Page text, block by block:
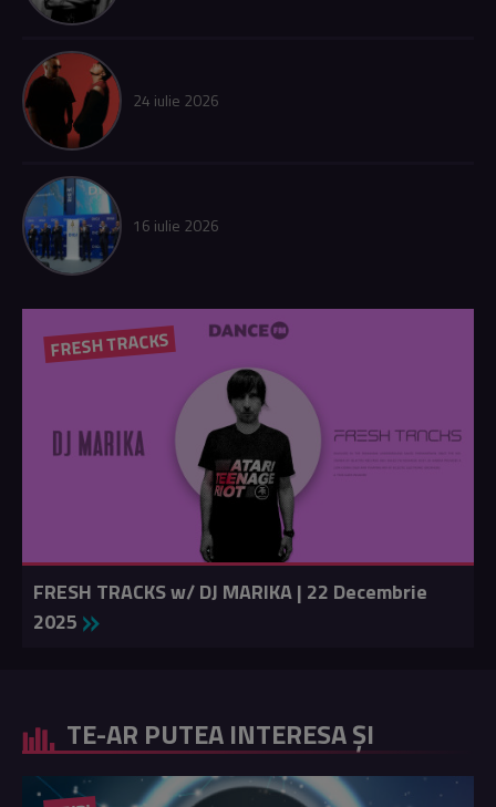
24 iulie 2026
16 iulie 2026
FRESH TRACKS
FRESH TRACKS w/ DJ MARIKA | 22 Decembrie
2025
TE-AR PUTEA INTERESA ȘI